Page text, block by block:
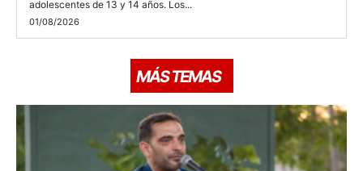
adolescentes de 13 y 14 años. Los...
01/08/2026
MÁS TEMAS